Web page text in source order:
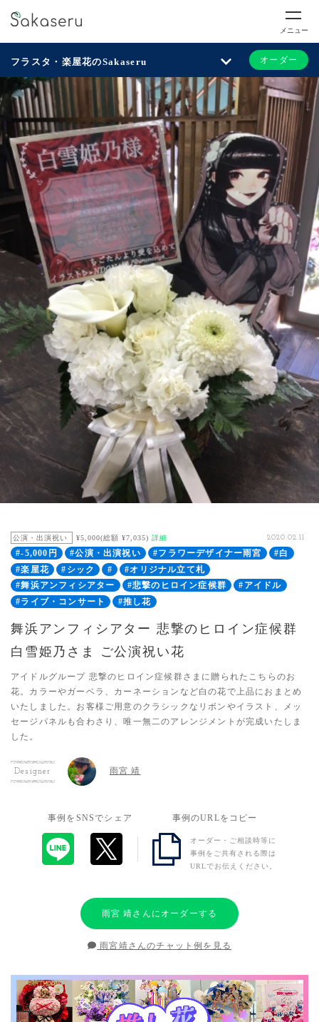
メニュー
フラスタ・楽屋花のSakaseru オーダー
公演・出演祝い ¥5,000(総額 ¥7,035) 詳細 2020.02.11
#-5,000円 #公演・出演祝い #フラワーデザイナー雨宮
#白
#楽屋花
#シック #
#オリジナル立て札
#舞浜アンフィシアター
#悲撃のヒロイン症候群
#アイドル
#ライブ・コンサート
#推し花
舞浜アンフィシアター 悲撃のヒロイン症候群
白雪姫乃さま ご公演祝い花
アイドルグループ 悲撃のヒロイン症候群さまに贈られたこちらのお
花。カラーやガーベラ、カーネーションなど白の花で上品におまとめ
いたしました。お客様ご用意のクラシックなリボンやイラスト、メッ
セージパネルも合わさり、唯一無二のアレンジメントが完成いたしま
した。
Designer 雨宮 靖
事例をSNSでシェア 事例のURLをコピー
オーダー・ご相談時等に
事例をご共有される際は
URLでお伝えください。
雨宮 靖さんにオーダーする
雨宮靖さんのチャット例を見る